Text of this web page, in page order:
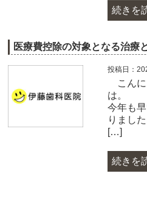
続きを
医療費控除の対象となる治療
投稿日：
こんに
今年も
りまし
[…]
続きを